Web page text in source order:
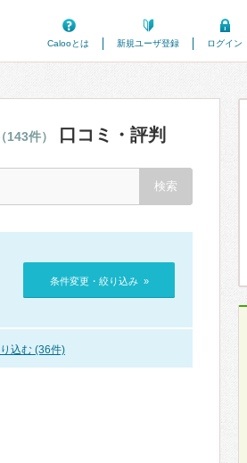
Calooとは
新規ユーザ登録 ログイン
（143件） 口コミ・評判
条件変更・絞り込み »
込む (36件)